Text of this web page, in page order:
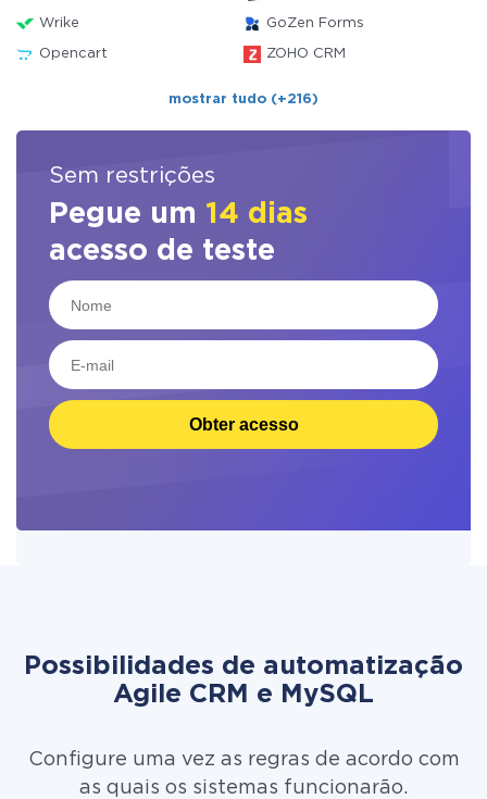
Wrike GoZen Forms
Opencart ZOHO CRM
mostrar tudo (+216)
Sem restrições
Pegue um 14 dias
acesso de teste
Obter acesso
Possibilidades de automatização
Agile CRM e MySQL
Configure uma vez as regras de acordo com
as quais os sistemas funcionarão.